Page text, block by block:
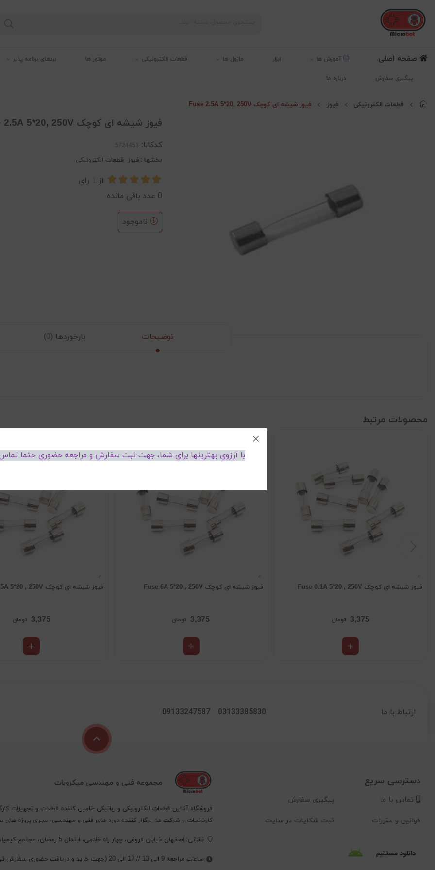
صفحه اصلی آموزش ها ابزار ماژول ها قطعات الکترونیکی موتور ها بردهای برنامه پذیر
پیگیری سفارش درباره ما
قطعات الکترونیکی فیوز فیوز شیشه ای کوچک Fuse 2.5A 5*20, 250V
فیوز شیشه ای کوچک Fuse 2.5A 5*20, 250V
کدکالا:
بخشها : فیوز قطعات الکترونیکی
از
رای
0 عدد باقی مانده
ناموجود
توضیحات بازخوردها (0)
محصولات مرتبط
فیوز شیشه ای کوچک Fuse 0.1A 5*20 , 250V
3,375 تومان
فیوز شیشه ای کوچک Fuse 6A 5*20 , 250V
3,375 تومان
فیوز شیشه ای کوچک Fuse 5A 5*20 , 250V
3,375 تومان
ارتباط با ما 03133385830
09133247587
دسترسی سریع
تماس با ما پیگیری سفارش
قوانین و مقررات ثبت شکایات در سایت
مجموعه فنی و مهندسی میکروبات
فروشگاه آنلاین قطعات الکترونیکی و رباتیکی -تامین کننده قطعات و تجهیزات
کارخانجات و شرکت ها- برگزار کننده دوره های فنی و مهندسی- مجری پروژه های
نشانی: اصفهان خیابان فروغی، چهار راه خادمی، ابتدای 5 رمضان، مجتمع کیمیا، پلاک 352 ،طبقه 2 ، واحد 4
ساعات مراجعه 9 الی 13 // 17 الی 20 (جهت خرید و دریافت حضوری سفارش ثبت شده حتما تماس بگیرید.)
با آرزوی بهترینها برای شما، جهت ثبت سفارش و مراجعه حضوری حتما